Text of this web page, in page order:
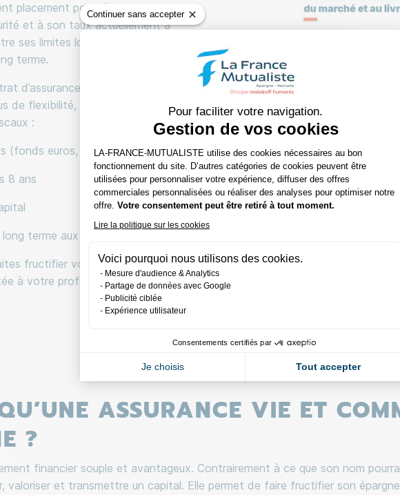
Continuer sans accepter
Pour faciliter votre navigation.
Gestion de vos cookies
Plateforme de Gestion du
LA-FRANCE-MUTUALISTE utilise des cookies nécessaires au bon
fonctionnement du site. D’autres catégories de cookies peuvent être
utilisées pour personnaliser votre expérience, diffuser des offres
commerciales personnalisées ou réaliser des analyses pour optimiser notre
offre. Votre consentement peut être retiré à tout moment.
Lire la politique sur les cookies
Voici pourquoi nous utilisons des cookies.
Mesure d'audience & Analytics
Partage de données avec Google
Publicité ciblée
Expérience utilisateur
Consentements certifiés par
Je choisis Tout accepter
Axeptio consent
placement pour l’épargne de
et à son taux actuellement à
ses limites lorsqu’il s’agit de faire
terme.
d’assurance vie multisupport
de flexibilité, de rendement
:
(fonds euros, unités de compte)
8 ans
terme aux livrets réglementés
fructifier votre capital tout en
à votre profil de risque.
ASSURANCE VIE ET
?
financier souple et avantageux. Contrairement à ce que son nom
valoriser et transmettre un capital. Elle permet de faire fructifier son